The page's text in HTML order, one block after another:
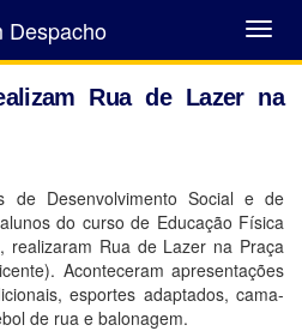
Abrir
Menu
Despacho
Rua de Lazer na
de Desenvolvimento Social e de
do curso de Educação Física
realizaram Rua de Lazer na Praça
Aconteceram apresentações
esportes adaptados, cama-
de rua e balonagem.